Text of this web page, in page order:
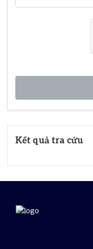
Kết quả tra cứu